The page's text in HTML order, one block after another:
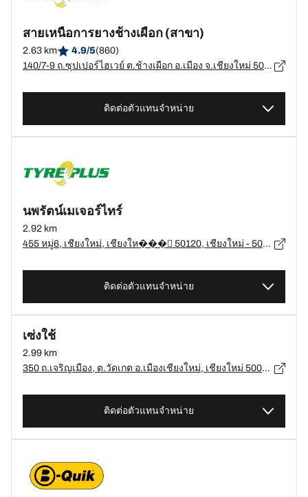
สายเหนือการยางช้างเผือก (สาขา)
2.63 km 4.9/5(860)
140/7-9 ถ.ซุปเปอร์ไฮเวย์ ต.ช้างเผือก อ.เมือง จ.เชียงใหม่ 50300, เชียงใหม่, เชียงใหม่ 50300, Chang Phueak, อ.เมือง, เชียงใหม่ - 50300
ติดต่อตัวแทนจำหน่าย
นพรัตน์เมเจอร์ไทร์
2.92 km
455 หมู่6, เชียงใหม่, เชียงให���่ 50120, เชียงใหม่ - 50120
ติดต่อตัวแทนจำหน่าย
เซ่งใช้
2.99 km
350 ถ.เจริญเมือง, ต.วัดเกต อ.เมืองเชียงใหม่, เชียงใหม่ 50000, เชียงใหม่, เชียงใหม่ - 50000
ติดต่อตัวแทนจำหน่าย